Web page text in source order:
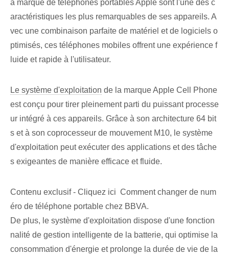
a marque de téléphones portables Apple sont l'une des c
aractéristiques les plus remarquables de ses appareils.⁢ A
vec une combinaison parfaite de matériel et de logiciels o
ptimisés, ces téléphones mobiles offrent une expérience f
luide et rapide à l'utilisateur.
Le système d'exploitation de la marque Apple Cell Phone
est conçu pour tirer pleinement parti du puissant processe
ur intégré à ces appareils. Grâce à son architecture 64 bit
s et à son coprocesseur de mouvement M10, le système
d'exploitation peut exécuter des applications et des tâche
s exigeantes de manière efficace et fluide.
Contenu exclusif - Cliquez ici Comment changer de num
éro de téléphone portable chez BBVA.
De plus, le système d'exploitation dispose d'une fonction
nalité de gestion intelligente de la batterie, qui optimise la
consommation d'énergie et prolonge la durée de vie de la